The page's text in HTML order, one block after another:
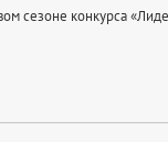
сезоне конкурса